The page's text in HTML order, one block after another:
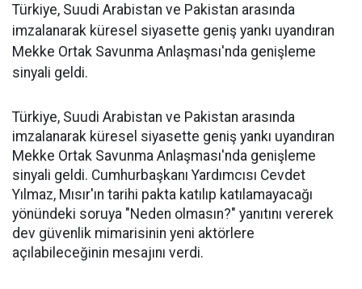
Türkiye, Suudi Arabistan ve Pakistan arasında
imzalanarak küresel siyasette geniş yankı uyandıran
Mekke Ortak Savunma Anlaşması'nda genişleme
sinyali geldi.
Türkiye, Suudi Arabistan ve Pakistan arasında
imzalanarak küresel siyasette geniş yankı uyandıran
Mekke Ortak Savunma Anlaşması'nda genişleme
sinyali geldi. Cumhurbaşkanı Yardımcısı Cevdet
Yılmaz, Mısır'ın tarihi pakta katılıp katılamayacağı
yönündeki soruya "Neden olmasın?" yanıtını vererek
dev güvenlik mimarisinin yeni aktörlere
açılabileceğinin mesajını verdi.